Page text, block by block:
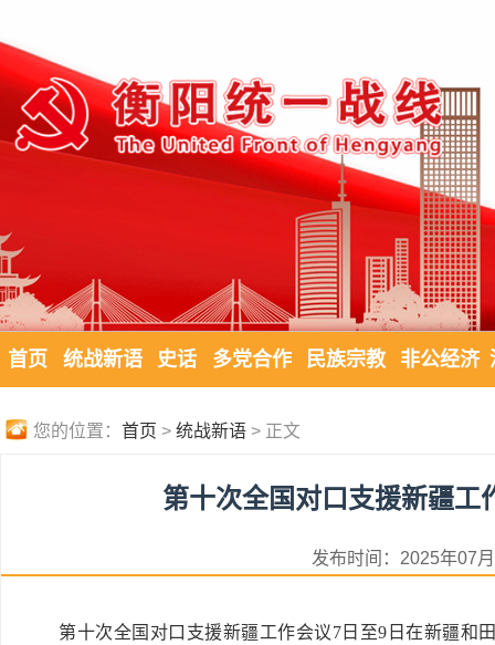
首页 统战新语 史话 多党合作 民族宗教 非公经济
您的位置： 首页 > 统战新语 > 正文
第十次全国对口支援新疆工
发布时间：2025年07
第十次全国对口支援新疆工作会议7日至9日在新疆和